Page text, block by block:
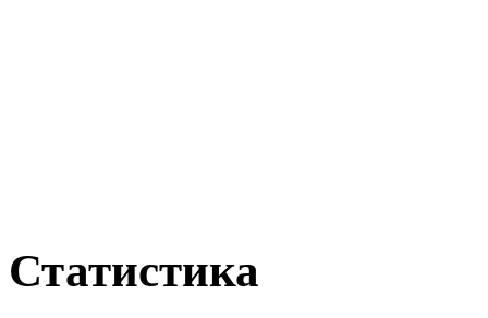
Статистика